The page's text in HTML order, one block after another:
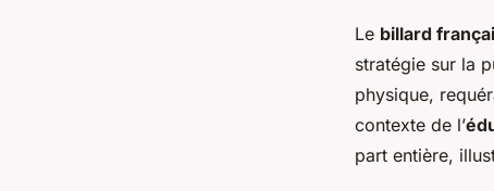
Le billard
stratégie sur la
physique,
contexte de l’
part entière,